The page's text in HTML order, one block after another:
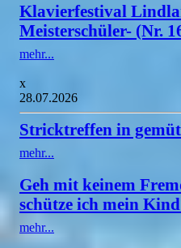
Klavierfestival
Meisterschüler- (Nr.
mehr...
x
28.07.2026
Stricktreffen in
mehr...
Geh mit keinem
schütze ich mein
mehr...